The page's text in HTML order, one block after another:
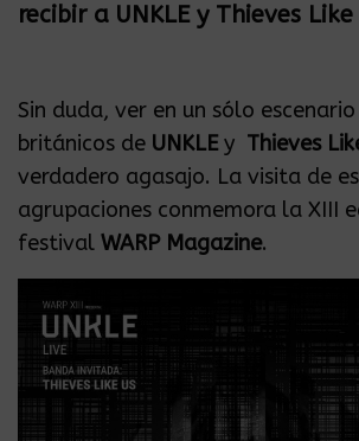
recibir a UNKLE y Thieves Like
Sin duda, ver en un sólo
británicos de UNKLE y Thieves
verdadero agasajo. La visita de
agrupaciones conmemora la XIII
festivalWARP Magazine.